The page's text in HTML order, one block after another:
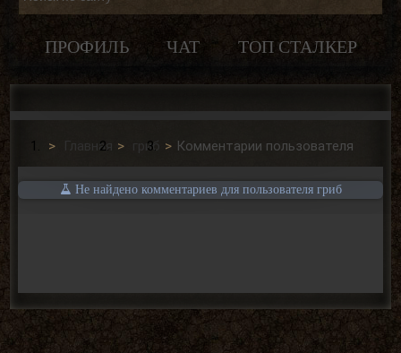
ПРОФИЛЬ ЧАТ ТОП СТАЛКЕР
Главная гриб Комментарии пользователя
Не найдено комментариев для пользователя гриб